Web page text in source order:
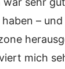
–
mich